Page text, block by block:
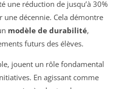
une réduction de jusqu’à 30%
décennie. Cela démontre
modèle de durabilité,
futurs des élèves.
jouent un rôle fondamental
En agissant comme